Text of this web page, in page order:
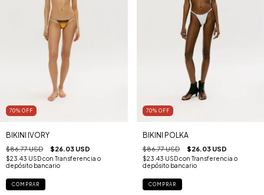
70% OFF
BIKINI IVORY
$86.77 USD $26.03 USD
$23.43 USDcon Transferencia o
depósito bancario
COMPRAR
70% OFF
BIKINI POLKA
$86.77 USD $26.03 USD
$23.43 USDcon Transferencia o
depósito bancario
COMPRAR